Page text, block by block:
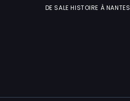
DE SALE HISTOIRE À NANTES